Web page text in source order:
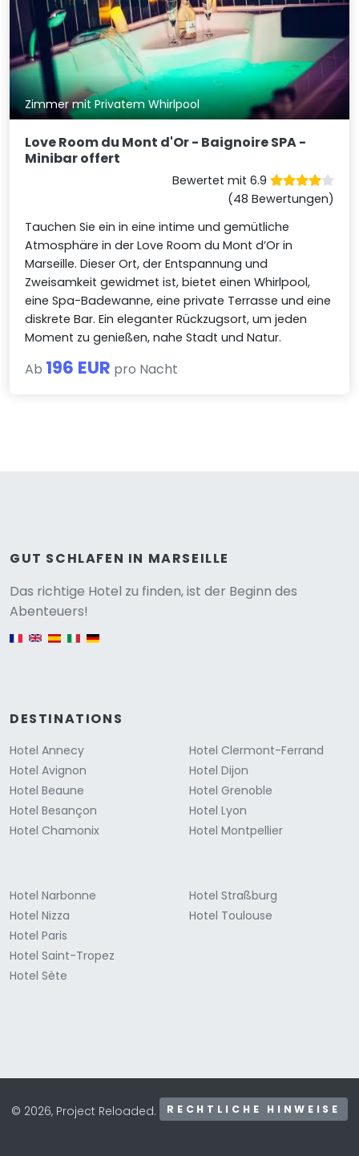
Zimmer mit Privatem Whirlpool
Love Room du Mont d'Or - Baignoire SPA -
Minibar offert
Bewertet mit 6.9
(48 Bewertungen)
Tauchen Sie ein in eine intime und gemütliche
Atmosphäre in der Love Room du Mont d’Or in
Marseille. Dieser Ort, der Entspannung und
Zweisamkeit gewidmet ist, bietet einen Whirlpool,
eine Spa-Badewanne, eine private Terrasse und eine
diskrete Bar. Ein eleganter Rückzugsort, um jeden
Moment zu genießen, nahe Stadt und Natur.
Ab 196 EUR pro Nacht
GUT SCHLAFEN IN MARSEILLE
Das richtige Hotel zu finden, ist der Beginn des
Abenteuers!
DESTINATIONS
Hotel Annecy
Hotel Avignon
Hotel Beaune
Hotel Besançon
Hotel Chamonix
Hotel Clermont-Ferrand
Hotel Dijon
Hotel Grenoble
Hotel Lyon
Hotel Montpellier
Hotel Narbonne
Hotel Nizza
Hotel Paris
Hotel Saint-Tropez
Hotel Sète
Hotel Straßburg
Hotel Toulouse
© 2026, Project Reloaded. RECHTLICHE HINWEISE